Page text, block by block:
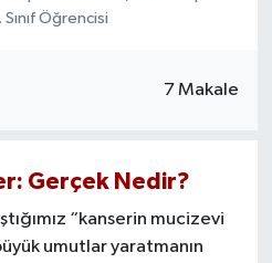
Öğrencisi
7 Makale
Gerçek Nedir?
“kanserin mucizevi
umutlar yaratmanın